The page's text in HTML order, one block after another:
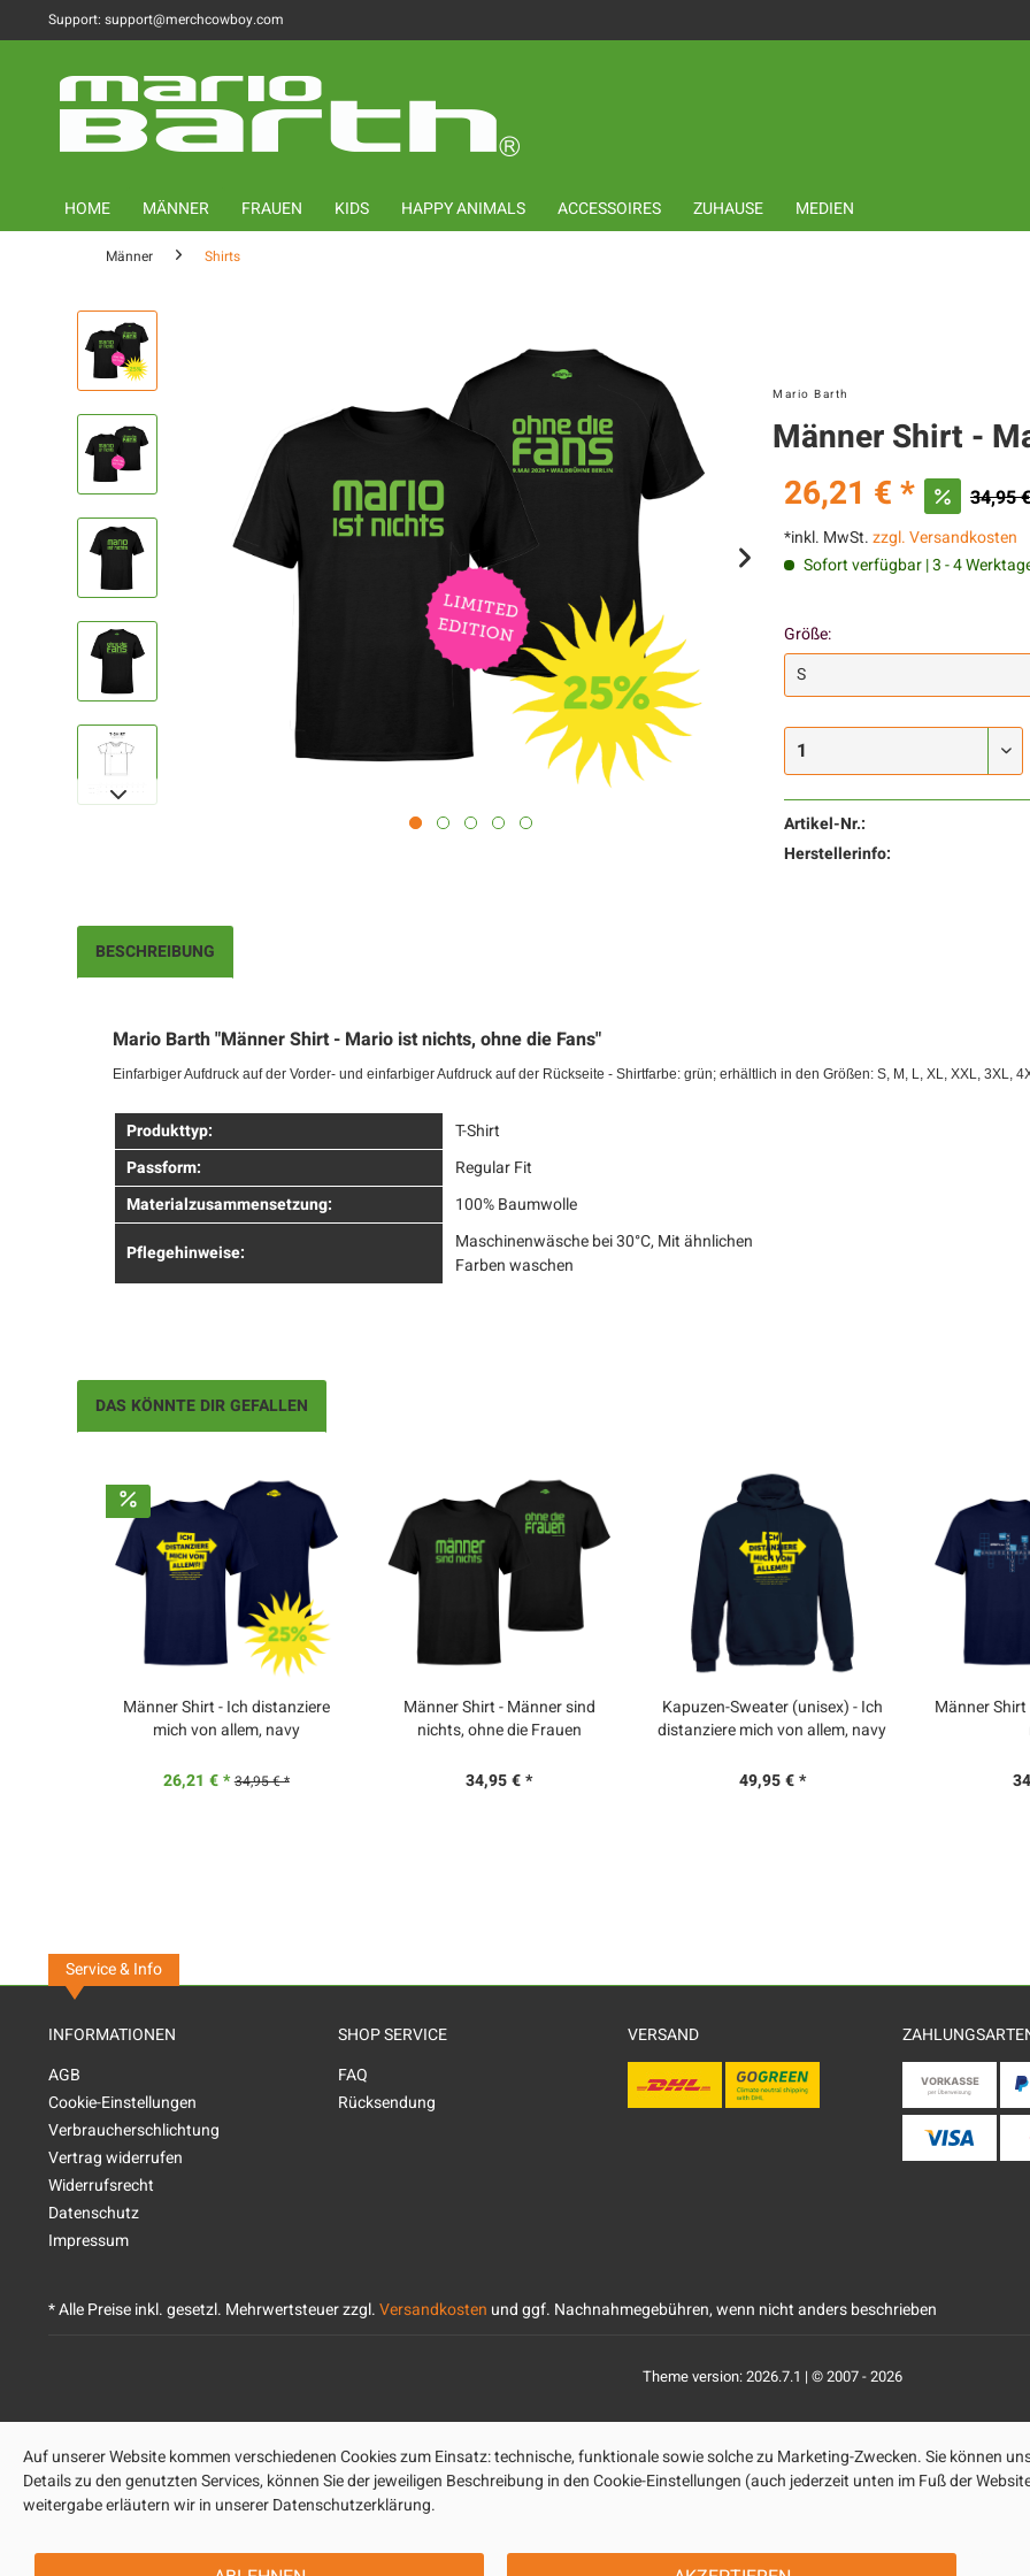
Support: support@merchcowboy.com
HOME MÄNNER FRAUEN KIDS HAPPY ANIMALS ACCESSOIRES ZUHAUSE MEDIEN
Männer Shirts
Mario Barth
Männer Shirt -
26,21 € *
34,95
*inkl. MwSt.zzgl. Versandkosten
Sofort verfügbar | 3 - 4
Größe:
Artikel-Nr.:
Herstellerinfo:
BESCHREIBUNG
Mario Barth "Männer Shirt - Mario ist nichts, ohne die Fans"
Einfarbiger Aufdruck auf der Vorder- und einfarbiger Aufdruck auf der Rückseite - Shirtfarbe: grün; erhältlich in den Größen: S, M, L, XL, XXL, 3XL,
Produkttyp:
T-Shirt
Passform:
Regular Fit
Materialzusammensetzung:
100% Baumwolle
Pflegehinweise:
Maschinenwäsche bei 30°C, Mit ähnlichen
Farben waschen
DAS KÖNNTE DIR GEFALLEN
Männer Shirt - Ich distanziere
mich von allem, navy
26,21 € * 34,95 € *
Männer Shirt - Männer sind
nichts, ohne die Frauen
34,95 € *
Kapuzen-Sweater (unisex) - Ich
distanziere mich von allem, navy
49,95 € *
Männer
Service & Info
INFORMATIONEN
AGB
Cookie-Einstellungen
Verbraucherschlichtung
Vertrag widerrufen
Widerrufsrecht
Datenschutz
Impressum
SHOP SERVICE
FAQ
Rücksendung
VERSAND
* Alle Preise inkl. gesetzl. Mehrwertsteuer zzgl.Versandkosten und ggf. Nachnahmegebühren, wenn nicht anders beschrieben
Theme version: 2026.7.1 | © 2007 - 2026
Auf unserer Website kommen verschiedenen Cookies zum Einsatz: technische, funktionale sowie solche zu Marketing-Zwecken. Sie können
Details zu den genutzten Services, können Sie der jeweiligen Beschreibung in den Cookie-Einstellungen (auch jederzeit unten im Fuß der
weitergabe erläutern wir in unserer Datenschutzerklärung.